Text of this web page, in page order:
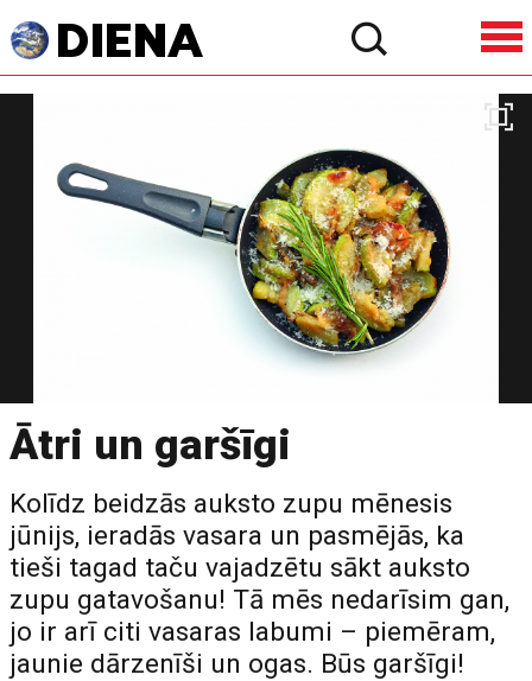
Ātri un garšīgi
Kolīdz beidzās auksto zupu mēnesis
jūnijs, ieradās vasara un pasmējās, ka
tieši tagad taču vajadzētu sākt auksto
zupu gatavošanu! Tā mēs nedarīsim gan,
jo ir arī citi vasaras labumi – piemēram,
jaunie dārzenīši un ogas. Būs garšīgi!